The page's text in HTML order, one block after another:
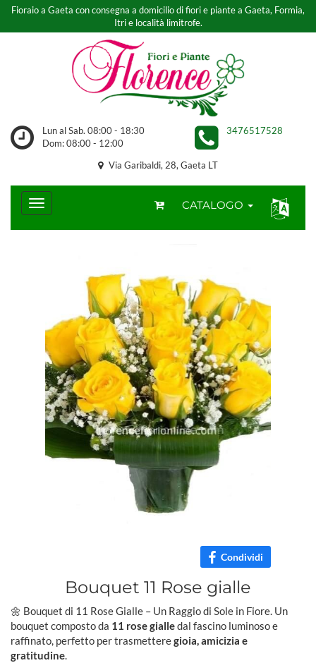
Fioraio a Gaeta con consegna a domicilio di fiori e piante a Gaeta, Formia,
Itri e località limitrofe.
Lun al Sab. 08:00 - 18:30
Dom: 08:00 - 12:00
3476517528
Via Garibaldi, 28, Gaeta LT
CATALOGO
Condividi
Bouquet 11 Rose gialle
🌼 Bouquet di 11 Rose Gialle – Un Raggio di Sole in Fiore. Un
bouquet composto da 11 rose gialledal fascino luminoso e
raffinato, perfetto per trasmetteregioia, amicizia e
gratitudine